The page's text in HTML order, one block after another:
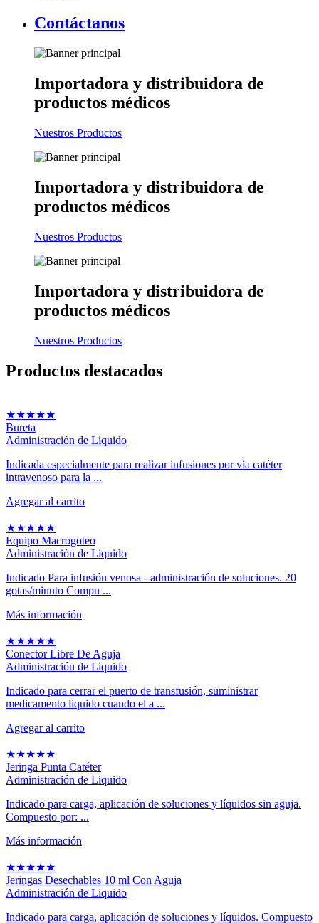
Contáctanos
Importadora y distribuidora de
productos médicos
Nuestros Productos
Importadora y distribuidora de
productos médicos
Nuestros Productos
Importadora y distribuidora de
productos médicos
Nuestros Productos
Productos destacados
★★★★★
Bureta
Administración de Liquido
Indicada especialmente para realizar infusiones por vía catéter
intravenoso para la ...
Agregar al carrito
★★★★★
Equipo Macrogoteo
Administración de Liquido
Indicado Para infusión venosa - administración de soluciones. 20
gotas/minuto Compu ...
Más información
★★★★★
Conector Libre De Aguja
Administración de Liquido
Indicado para cerrar el puerto de transfusión, suministrar
medicamento liquido cuando el a ...
Agregar al carrito
★★★★★
Jeringa Punta Catéter
Administración de Liquido
Indicado para carga, aplicación de soluciones y líquidos sin aguja.
Compuesto por: ...
Más información
★★★★★
Jeringas Desechables 10 ml Con Aguja
Administración de Liquido
Indicado para carga, aplicación de soluciones y líquidos. Compuesto